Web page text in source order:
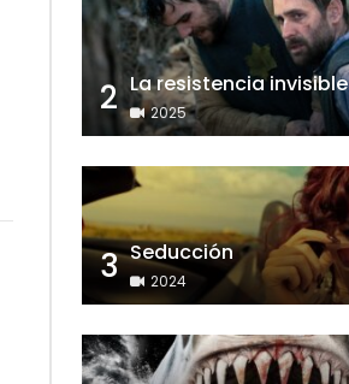
2 La resistencia invisible
2025
3 Seducción
2024